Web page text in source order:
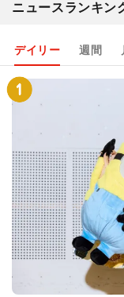
ニュースランキン
デイリー 週間